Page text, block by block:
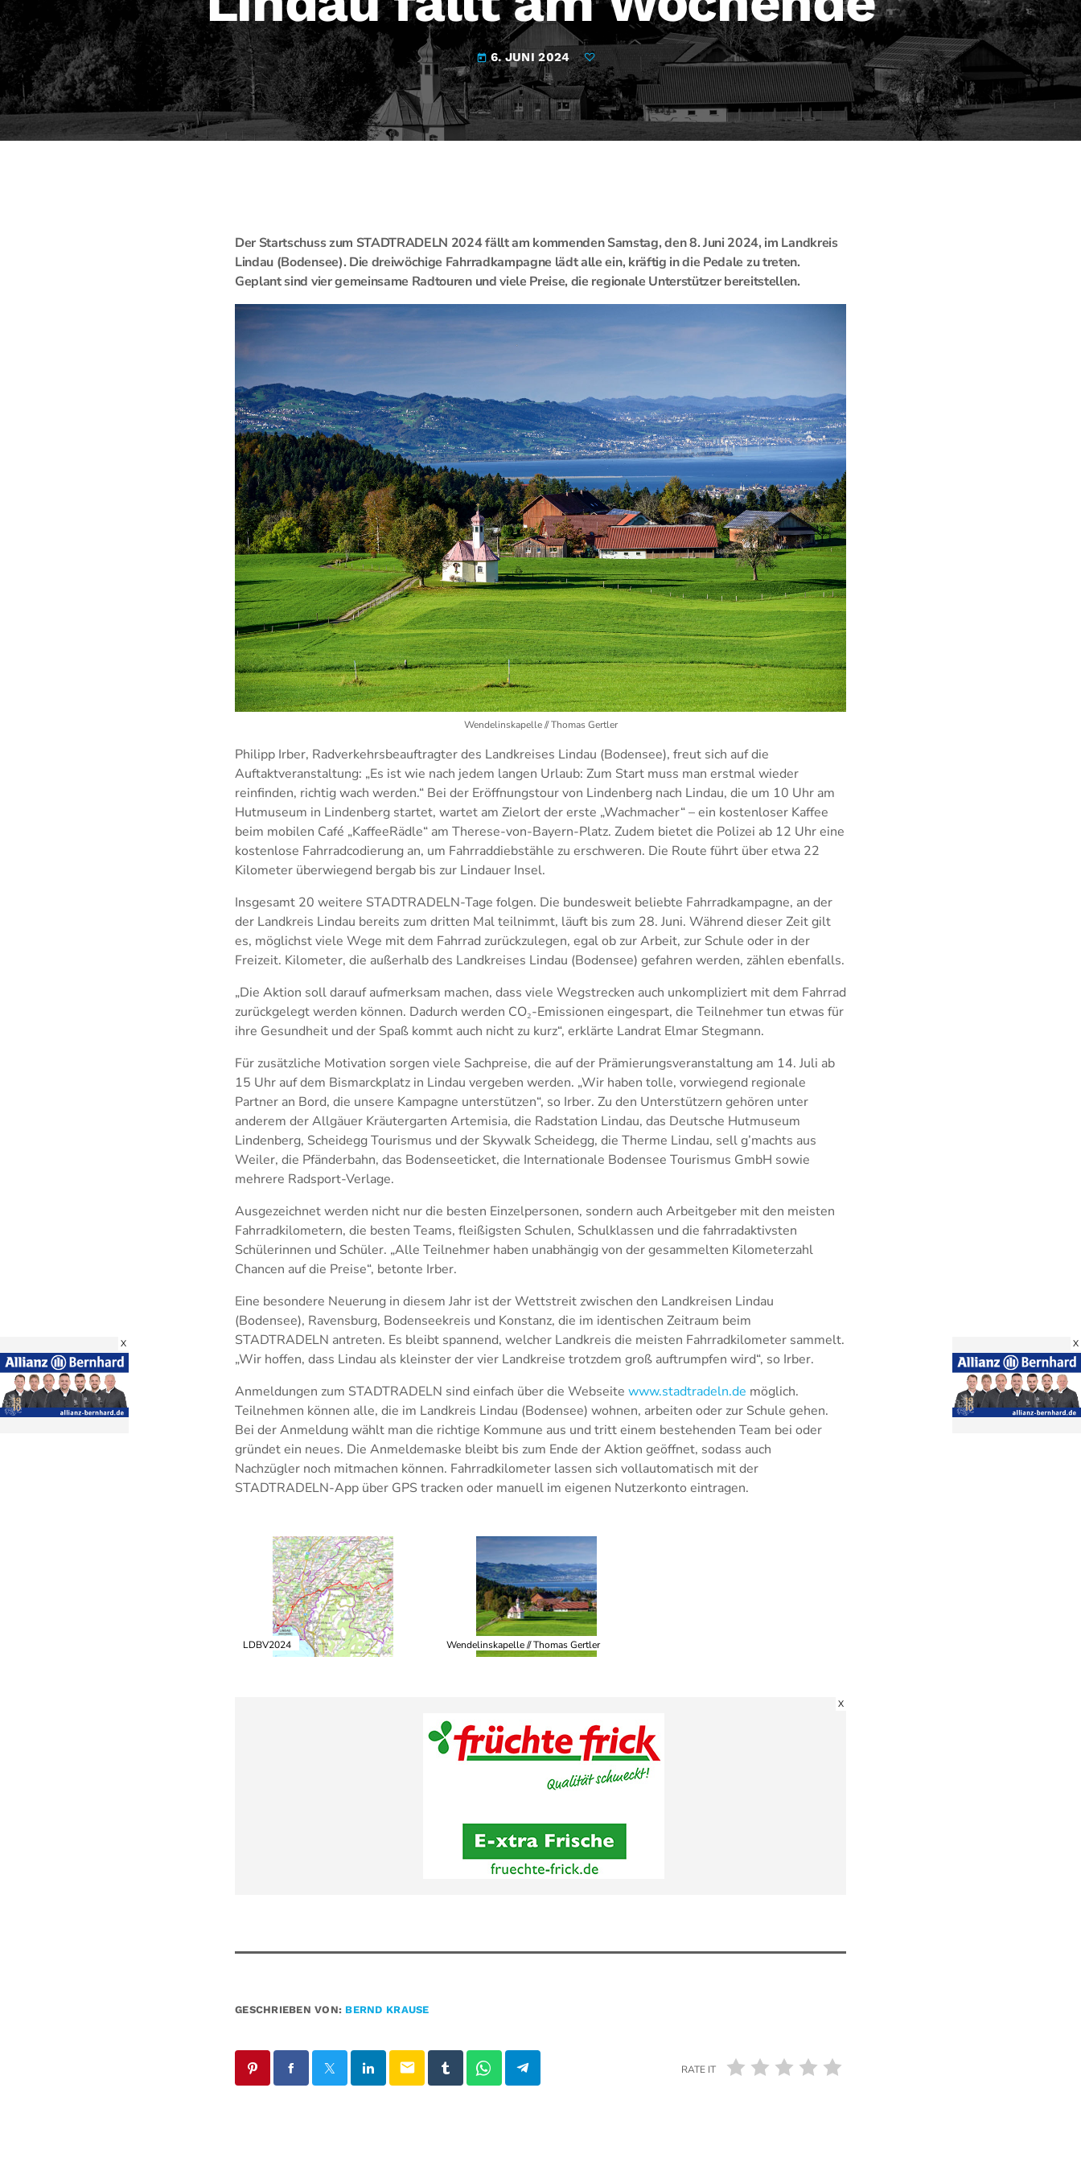
today 6. JUNI 2024
Der Startschuss zum STADTRADELN 2024 fällt am kommenden Samstag, den 8. Juni 2024, im Landkreis
Lindau (Bodensee). Die dreiwöchige Fahrradkampagne lädt alle ein, kräftig in die Pedale zu treten.
Geplant sind vier gemeinsame Radtouren und viele Preise, die regionale Unterstützer bereitstellen.
Wendelinskapelle // Thomas Gertler
Philipp Irber, Radverkehrsbeauftragter des Landkreises Lindau (Bodensee), freut sich auf die
Auftaktveranstaltung: „Es ist wie nach jedem langen Urlaub: Zum Start muss man erstmal wieder
reinfinden, richtig wach werden.“ Bei der Eröffnungstour von Lindenberg nach Lindau, die um 10 Uhr am
Hutmuseum in Lindenberg startet, wartet am Zielort der erste „Wachmacher“ – ein kostenloser Kaffee
beim mobilen Café „KaffeeRädle“ am Therese-von-Bayern-Platz. Zudem bietet die Polizei ab 12 Uhr eine
kostenlose Fahrradcodierung an, um Fahrraddiebstähle zu erschweren. Die Route führt über etwa 22
Kilometer überwiegend bergab bis zur Lindauer Insel.
Insgesamt 20 weitere STADTRADELN-Tage folgen. Die bundesweit beliebte Fahrradkampagne, an der
der Landkreis Lindau bereits zum dritten Mal teilnimmt, läuft bis zum 28. Juni. Während dieser Zeit gilt
es, möglichst viele Wege mit dem Fahrrad zurückzulegen, egal ob zur Arbeit, zur Schule oder in der
Freizeit. Kilometer, die außerhalb des Landkreises Lindau (Bodensee) gefahren werden, zählen ebenfalls.
„Die Aktion soll darauf aufmerksam machen, dass viele Wegstrecken auch unkompliziert mit dem Fahrrad
zurückgelegt werden können. Dadurch werden CO₂-Emissionen eingespart, die Teilnehmer tun etwas für
ihre Gesundheit und der Spaß kommt auch nicht zu kurz“, erklärte Landrat Elmar Stegmann.
Für zusätzliche Motivation sorgen viele Sachpreise, die auf der Prämierungsveranstaltung am 14. Juli ab
15 Uhr auf dem Bismarckplatz in Lindau vergeben werden. „Wir haben tolle, vorwiegend regionale
Partner an Bord, die unsere Kampagne unterstützen“, so Irber. Zu den Unterstützern gehören unter
anderem der Allgäuer Kräutergarten Artemisia, die Radstation Lindau, das Deutsche Hutmuseum
Lindenberg, Scheidegg Tourismus und der Skywalk Scheidegg, die Therme Lindau, sell g’machts aus
Weiler, die Pfänderbahn, das Bodenseeticket, die Internationale Bodensee Tourismus GmbH sowie
mehrere Radsport-Verlage.
Ausgezeichnet werden nicht nur die besten Einzelpersonen, sondern auch Arbeitgeber mit den meisten
Fahrradkilometern, die besten Teams, fleißigsten Schulen, Schulklassen und die fahrradaktivsten
Schülerinnen und Schüler. „Alle Teilnehmer haben unabhängig von der gesammelten Kilometerzahl
Chancen auf die Preise“, betonte Irber.
Eine besondere Neuerung in diesem Jahr ist der Wettstreit zwischen den Landkreisen Lindau
(Bodensee), Ravensburg, Bodenseekreis und Konstanz, die im identischen Zeitraum beim
STADTRADELN antreten. Es bleibt spannend, welcher Landkreis die meisten Fahrradkilometer sammelt.
„Wir hoffen, dass Lindau als kleinster der vier Landkreise trotzdem groß auftrumpfen wird“, so Irber.
Anmeldungen zum STADTRADELN sind einfach über die Webseite www.stadtradeln.de möglich.
Teilnehmen können alle, die im Landkreis Lindau (Bodensee) wohnen, arbeiten oder zur Schule gehen.
Bei der Anmeldung wählt man die richtige Kommune aus und tritt einem bestehenden Team bei oder
gründet ein neues. Die Anmeldemaske bleibt bis zum Ende der Aktion geöffnet, sodass auch
Nachzügler noch mitmachen können. Fahrradkilometer lassen sich vollautomatisch mit der
STADTRADELN-App über GPS tracken oder manuell im eigenen Nutzerkonto eintragen.
LDBV2024 Wendelinskapelle // Thomas Gertler
X
GESCHRIEBEN VON: BERND KRAUSE
email RATE IT
X X